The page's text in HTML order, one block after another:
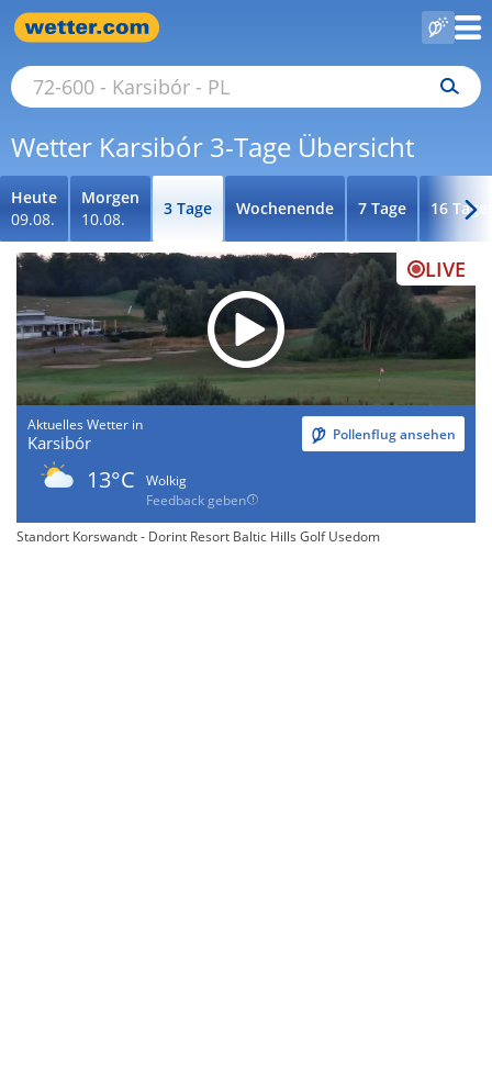
Wetter Karsibór 3-Tage Übersicht
Heute
09.08.
Morgen
10.08.
3 Tage Wochenende 7 Tage 16 Tage
LIVE
Aktuelles Wetter in
Karsibór Pollenflug ansehen
13°C
Wolkig
Feedback geben
Standort Korswandt - Dorint Resort Baltic Hills Golf Usedom